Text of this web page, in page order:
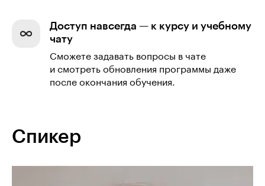
Доступ навсегда — к курсу и учебному
чату
Сможете задавать вопросы в чате
и смотреть обновления программы даже
после окончания обучения.
Спикер